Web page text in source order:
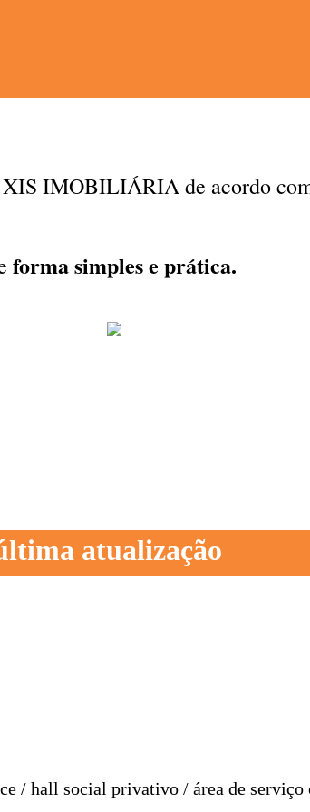
IMOBILIÁRIA de acordo
forma simples e prática.
atualização
/ hall social privativo / área de